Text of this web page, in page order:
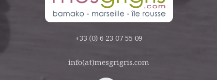
+33 (0) 6 23 07 55 09
info(at)mesgrigris.com